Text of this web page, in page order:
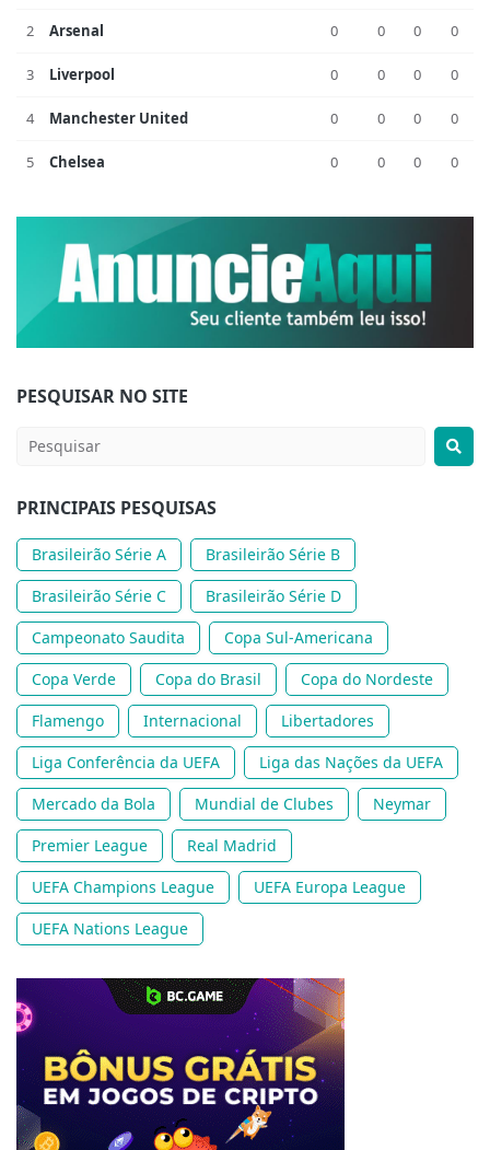
2 Arsenal 0 0 0 0
3 Liverpool 0 0 0 0
4 Manchester United 0 0 0 0
5 Chelsea 0 0 0 0
PESQUISAR NO SITE
PRINCIPAIS PESQUISAS
Brasileirão Série A
Brasileirão Série B
Brasileirão Série C
Brasileirão Série D
Campeonato Saudita
Copa Sul-Americana
Copa Verde
Copa do Brasil
Copa do Nordeste
Flamengo
Internacional
Libertadores
Liga Conferência da UEFA
Liga das Nações da UEFA
Mercado da Bola
Mundial de Clubes
Neymar
Premier League
Real Madrid
UEFA Champions League
UEFA Europa League
UEFA Nations League